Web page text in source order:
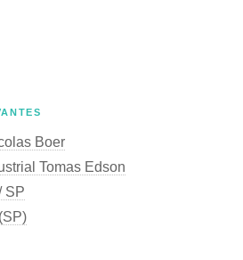
Boer
Tomas Edson
SP